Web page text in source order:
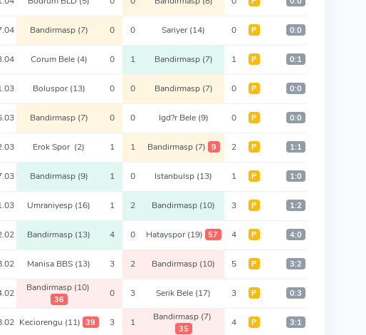
Bandirmasp (7) 0 0 Sariyer(14) 0 Р 0:0
Corum Bele (4) 0 1 Bandirmasp (7) 1 Р 0:1
Boluspor(13) 0 0 Bandirmasp (7) 0 Р 0:0
Bandirmasp (7) 0 0 Igd?r Bele (9) 0 Р 0:0
Erok Spor (2) 1 1 Bandirmasp (7) 9 2 Р 1:1
Bandirmasp (9) 1 0 Istanbulsp (13) 1 Р 1:0
Umraniyesp (16) 1 2 Bandirmasp (10) 3 Р 1:2
Bandirmasp (13) 4 0 Hatayspor(19) 57 4 Р 4:0
Manisa BBS (13) 3 2 Bandirmasp (10) 5 Р 3:2
Bandirmasp (10)
36
0 3 Serik Bele (17) 3 Р 0:3
Keciorengu (11) 39 3 1 Bandirmasp (7)
35
4 Р 3:1